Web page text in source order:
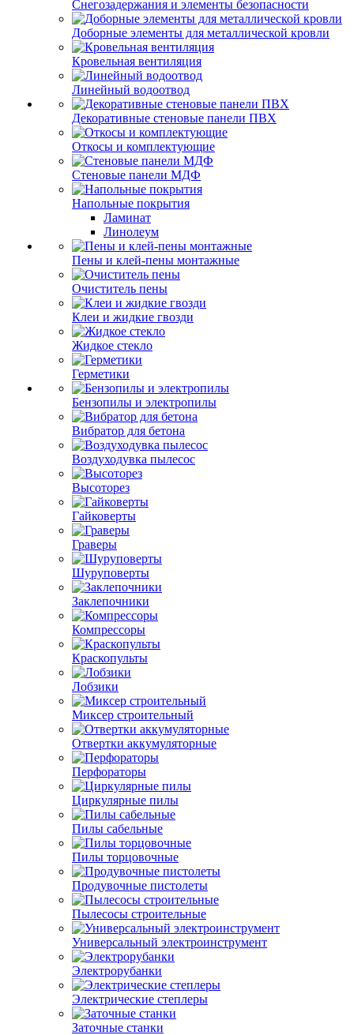
Снегозадержания и элементы безопасности
Доборные элементы для металлической кровли
Кровельная вентиляция
Линейный водоотвод
Декоративные стеновые панели ПВХ
Откосы и комплектующие
Стеновые панели МДФ
Напольные покрытия
Ламинат
Линолеум
Пены и клей-пены монтажные
Очиститель пены
Клеи и жидкие гвозди
Жидкое стекло
Герметики
Бензопилы и электропилы
Вибратор для бетона
Воздуходувка пылесос
Высоторез
Гайковерты
Граверы
Шуруповерты
Заклепочники
Компрессоры
Краскопульты
Лобзики
Миксер строительный
Отвертки аккумуляторные
Перфораторы
Циркулярные пилы
Пилы сабельные
Пилы торцовочные
Продувочные пистолеты
Пылесосы строительные
Универсальный электроинструмент
Электрорубанки
Электрические степлеры
Заточные станки